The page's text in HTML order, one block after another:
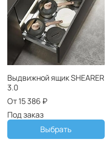
Выдвижной ящик SHEARER
3.0
От15 386 ₽
Под заказ
Выбрать